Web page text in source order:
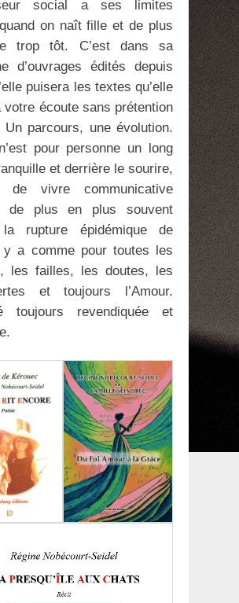
social a ses limites
on naît fille et de plus
trop tôt. C’est dans sa
d’ouvrages édités depuis
puisera les textes qu’elle
votre écoute sans prétention
Un parcours, une évolution.
pour personne un long
et derrière le sourire,
vivre communicative
de plus en plus souvent
rupture épidémique de
y a comme pour toutes les
les failles, les doutes, les
et toujours l’Amour.
toujours revendiquée et